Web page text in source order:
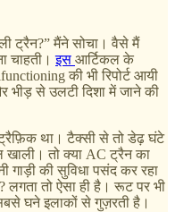
ट्रैन?” मैंने सोचा। वैसे मैं
चाहती।इस आर्टिकल के
की भी रिपोर्ट आयी
भीड़ से उलटी दिशा में जाने की
था। टैक्सी से तो डेढ़ घंटे
खाली। तो क्या AC ट्रैन का
गाड़ी की सुविधा पसंद कर रहा
लगता तो ऐसा ही है। रूट पर भी
घने इलाकों से गुज़रती है।